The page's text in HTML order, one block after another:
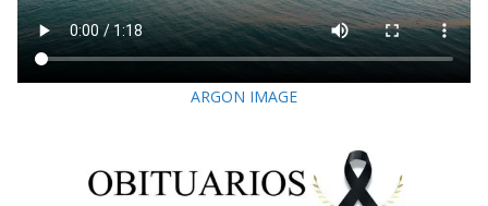
ARGON IMAGE